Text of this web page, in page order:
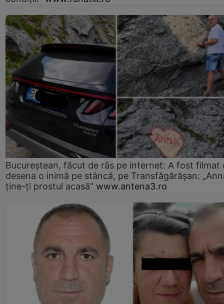
Bucureștean, făcut de râs pe internet: A fost filmat
desena o inimă pe stâncă, pe Transfăgărășan:
ține-ți prostul acasă” www.antena3.ro